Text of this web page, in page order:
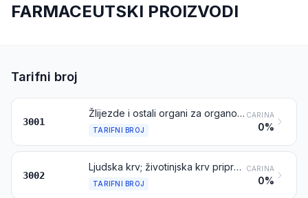
FARMACEUTSKI PROIZVODI
Tarifni broj
3001
Žlijezde i ostali organi za organoterapijsku uporabu, sušeni, neovisno jesu li u prahu ili ne; ekstrakti od žlijezda ili drugih organa ili od njihovih izlučevina, za organoterapijsku uporabu; heparin i njegove soli; ostale ljudske ili životinjske tvari pripremljene za terapijsku ili profilaktičnu uporabu, nespomenute niti uključene na drugom mjestu
TARIFNI BROJ
CARINA
0%
3002
Ljudska krv; životinjska krv pripremljena za terapijsku, profilaktičnu ili dijagnostičku uporabu; antiserumi te ostale frakcije krvi i modificirani imunološki proizvodi, dobiveni biotehnološkim postupcima ili na drugi način; cjepiva, toksini, kulture mikroorganizama (osim kvasaca) i slični proizvodi; stanične kulture, neovisno jesu li modificirane ili ne
TARIFNI BROJ
CARINA
0%